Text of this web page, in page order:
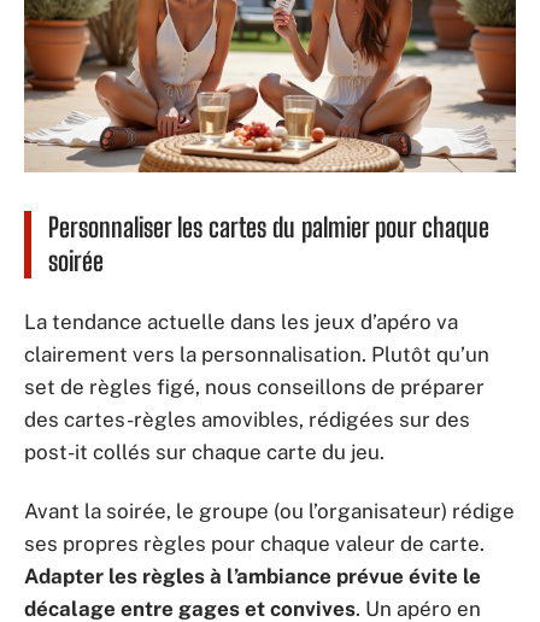
Personnaliser les cartes du palmier pour chaque
soirée
La tendance actuelle dans les jeux d’apéro va
clairement vers la personnalisation. Plutôt qu’un
set de règles figé, nous conseillons de préparer
des cartes-règles amovibles, rédigées sur des
post-it collés sur chaque carte du jeu.
Avant la soirée, le groupe (ou l’organisateur) rédige
ses propres règles pour chaque valeur de carte.
Adapter les règles à l’ambiance prévue évite le
décalage entre gages et convives. Un apéro en